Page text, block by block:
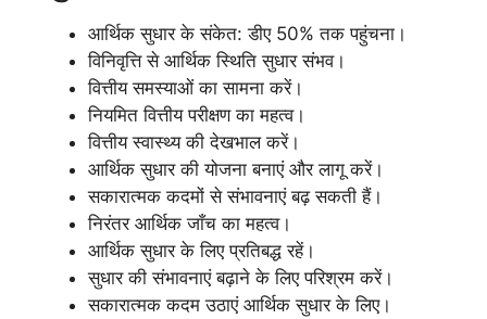
आर्थिक सुधार के संकेत: डीए 50% तक पहुंचना।
विनिवृत्ति से आर्थिक स्थिति सुधार संभव।
वित्तीय समस्याओं का सामना करें।
नियमित वित्तीय परीक्षण का महत्व।
वित्तीय स्वास्थ्य की देखभाल करें।
आर्थिक सुधार की योजना बनाएं और लागू करें।
सकारात्मक कदमों से संभावनाएं बढ़ सकती हैं।
निरंतर आर्थिक जाँच का महत्व।
आर्थिक सुधार के लिए प्रतिबद्ध रहें।
सुधार की संभावनाएं बढ़ाने के लिए परिश्रम करें।
सकारात्मक कदम उठाएं आर्थिक सुधार के लिए।